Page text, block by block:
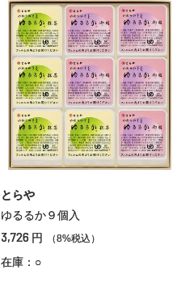
とらや
ゆるるか９個入
3,726 円 （8%税込）
在庫：○